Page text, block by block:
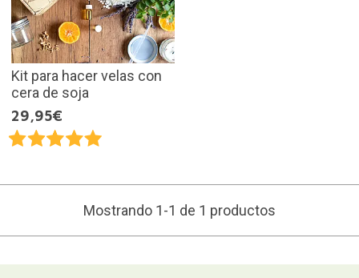
Kit para hacer velas con
cera de soja
29,95€
Mostrando 1-1 de 1 productos